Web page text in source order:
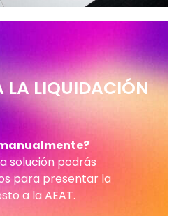
LA LIQUIDACIÓN
solución podrás
para presentar la
a la AEAT.